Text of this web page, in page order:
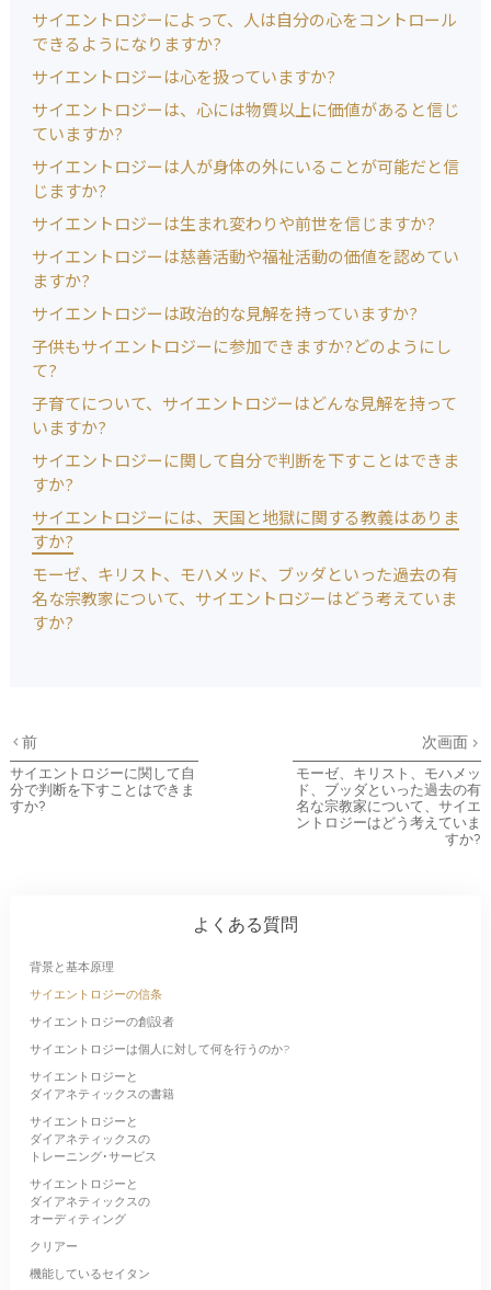
サイエントロジーによって、人は自分の心をコントロール
できるようになりますか?
サイエントロジーは心を扱っていますか?
サイエントロジーは、心には物質以上に価値があると信じ
ていますか?
サイエントロジーは人が身体の外にいることが可能だと信
じますか?
サイエントロジーは生まれ変わりや前世を信じますか?
サイエントロジーは慈善活動や福祉活動の価値を認めてい
ますか?
サイエントロジーは政治的な見解を持っていますか?
子供もサイエントロジーに参加できますか?どのようにし
て?
子育てについて、サイエントロジーはどんな見解を持って
いますか?
サイエントロジーに関して自分で判断を下すことはできま
すか?
サイエントロジーには、天国と地獄に関する教義はありま
すか?
モーゼ、キリスト、モハメッド、ブッダといった過去の有
名な宗教家について、サイエントロジーはどう考えていま
すか?
前
サイエントロジーに関して自
分で判断を下すことはできま
すか?
次画面
モーゼ、キリスト、モハメッ
ド、ブッダといった過去の有
名な宗教家について、サイエ
ントロジーはどう考えていま
すか?
よくある質問
背景と基本原理
サイエントロジーの信条
サイエントロジーの創設者
サイエントロジーは個人に対して何を行うのか?
サイエントロジーと
ダイアネティックスの書籍
サイエントロジーと
ダイアネティックスの
トレーニング･サービス
サイエントロジーと
ダイアネティックスの
オーディティング
クリアー
機能しているセイタン